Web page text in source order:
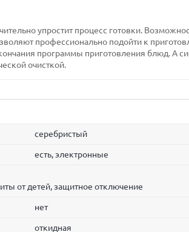
упростит процесс готовки.
профессионально подойти к
программы приготовления блюд. А
очисткой.
серебристый
есть, электронные
от детей, защитное отключение
нет
откидная